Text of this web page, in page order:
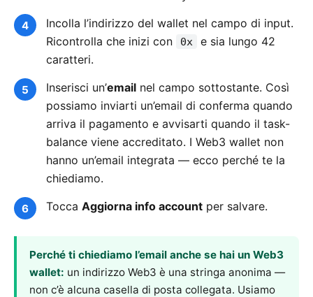
Incolla l’indirizzo del wallet nel campo di input.
Ricontrolla che inizi con
0x
e sia lungo 42
caratteri.
Inserisci un’email nel campo sottostante. Così
possiamo inviarti un’email di conferma quando
arriva il pagamento e avvisarti quando il task-
balance viene accreditato. I Web3 wallet non
hanno un’email integrata — ecco perché te la
chiediamo.
Tocca Aggiorna info account per salvare.
Perché ti chiediamo l’email anche se hai un Web3
wallet: un indirizzo Web3 è una stringa anonima —
non c’è alcuna casella di posta collegata. Usiamo